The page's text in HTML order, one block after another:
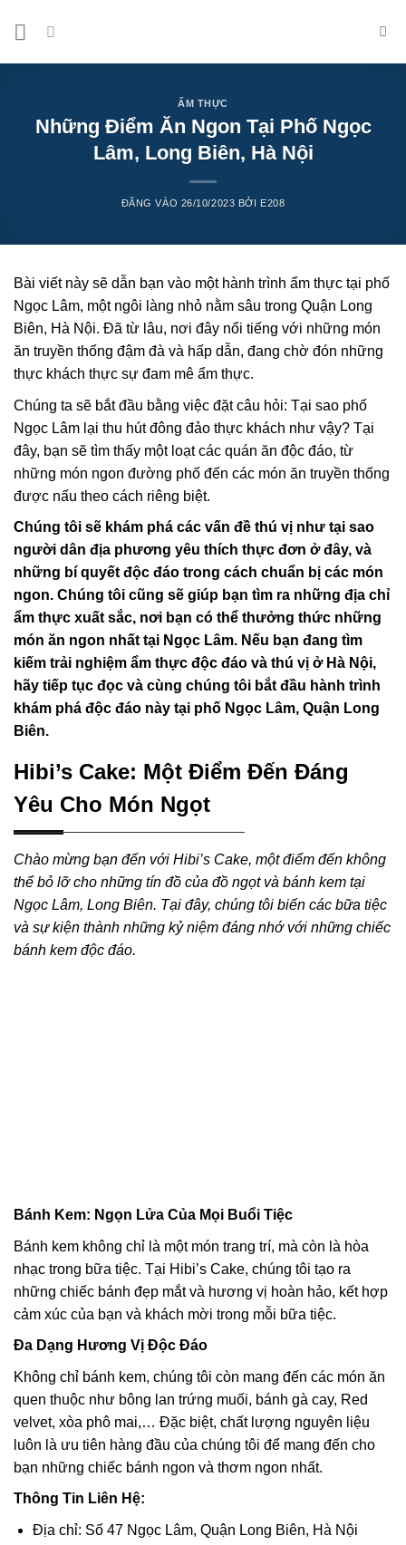
ẨM THỰC
Những Điểm Ăn Ngon Tại Phố Ngọc
Lâm, Long Biên, Hà Nội
ĐĂNG VÀO 26/10/2023 BỞI E208
Bài viết này sẽ dẫn bạn vào một hành trình ẩm thực tại phố
Ngọc Lâm, một ngôi làng nhỏ nằm sâu trong Quận Long
Biên, Hà Nội. Đã từ lâu, nơi đây nổi tiếng với những món
ăn truyền thống đậm đà và hấp dẫn, đang chờ đón những
thực khách thực sự đam mê ẩm thực.
Chúng ta sẽ bắt đầu bằng việc đặt câu hỏi: Tại sao phố
Ngọc Lâm lại thu hút đông đảo thực khách như vậy? Tại
đây, bạn sẽ tìm thấy một loạt các quán ăn độc đáo, từ
những món ngon đường phố đến các món ăn truyền thống
được nấu theo cách riêng biệt.
Chúng tôi sẽ khám phá các vấn đề thú vị như tại sao
người dân địa phương yêu thích thực đơn ở đây, và
những bí quyết độc đáo trong cách chuẩn bị các món
ngon. Chúng tôi cũng sẽ giúp bạn tìm ra những địa chỉ
ẩm thực xuất sắc, nơi bạn có thể thưởng thức những
món ăn ngon nhất tại Ngọc Lâm. Nếu bạn đang tìm
kiếm trải nghiệm ẩm thực độc đáo và thú vị ở Hà Nội,
hãy tiếp tục đọc và cùng chúng tôi bắt đầu hành trình
khám phá độc đáo này tại phố Ngọc Lâm, Quận Long
Biên.
Hibi’s Cake: Một Điểm Đến Đáng
Yêu Cho Món Ngọt
Chào mừng bạn đến với Hibi’s Cake, một điểm đến không
thể bỏ lỡ cho những tín đồ của đồ ngọt và bánh kem tại
Ngọc Lâm, Long Biên. Tại đây, chúng tôi biến các bữa tiệc
và sự kiện thành những kỷ niệm đáng nhớ với những chiếc
bánh kem độc đáo.
Bánh Kem: Ngọn Lửa Của Mọi Buổi Tiệc
Bánh kem không chỉ là một món trang trí, mà còn là hòa
nhạc trong bữa tiệc. Tại Hibi’s Cake, chúng tôi tạo ra
những chiếc bánh đẹp mắt và hương vị hoàn hảo, kết hợp
cảm xúc của bạn và khách mời trong mỗi bữa tiệc.
Đa Dạng Hương Vị Độc Đáo
Không chỉ bánh kem, chúng tôi còn mang đến các món ăn
quen thuộc như bông lan trứng muối, bánh gà cay, Red
velvet, xòa phô mai,… Đặc biệt, chất lượng nguyên liệu
luôn là ưu tiên hàng đầu của chúng tôi để mang đến cho
bạn những chiếc bánh ngon và thơm ngon nhất.
Thông Tin Liên Hệ:
Địa chỉ: Số 47 Ngọc Lâm, Quận Long Biên, Hà Nội